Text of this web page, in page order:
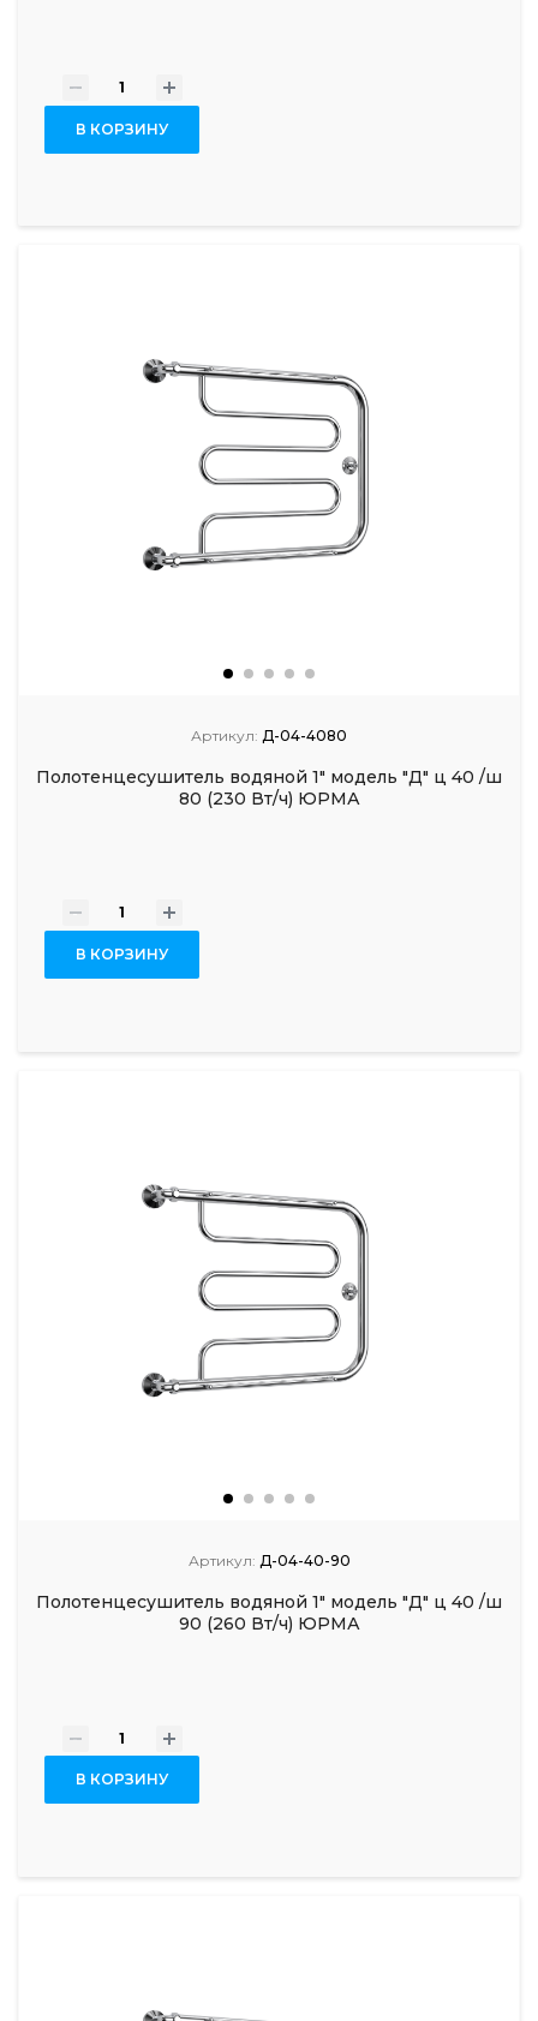
- +
В КОРЗИНУ
Артикул: Д-04-4080
Полотенцесушитель водяной 1" модель "Д" ц 40 /ш
80 (230 Вт/ч) ЮРМА
- +
В КОРЗИНУ
Артикул: Д-04-40-90
Полотенцесушитель водяной 1" модель "Д" ц 40 /ш
90 (260 Вт/ч) ЮРМА
- +
В КОРЗИНУ